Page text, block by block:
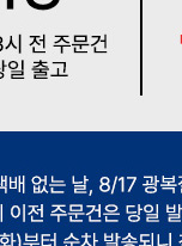
장바구니에 상품이
다른 고객들이 구매